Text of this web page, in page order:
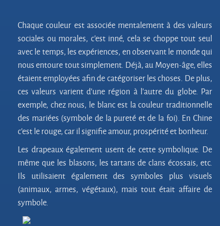
Chaque couleur est associée mentalement à des valeurs
sociales ou morales, c’est inné, cela se choppe tout seul
avec le temps, les expériences, en observant le monde qui
nous entoure tout simplement. Déjà, au Moyen-âge, elles
étaient employées afin de catégoriser les choses. De plus,
ces valeurs varient d’une région à l’autre du globe. Par
exemple, chez nous, le blanc est la couleur traditionnelle
des mariées (symbole de la pureté et de la foi). En Chine
c’est le rouge, car il signifie amour, prospérité et bonheur.
Les drapeaux également usent de cette symbolique. De
même que les blasons, les tartans de clans écossais, etc.
Ils utilisaient également des symboles plus visuels
(animaux, armes, végétaux), mais tout était affaire de
symbole.